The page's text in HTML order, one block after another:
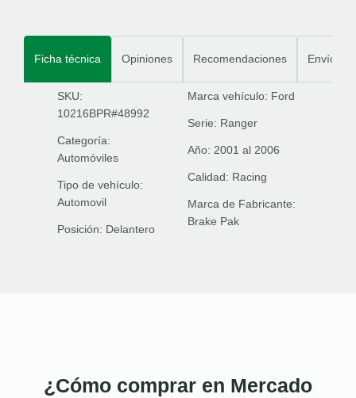
Ficha técnica Opiniones Recomendaciones Envíos
SKU:
10216BPR#48992
Categoría:
Automóviles
Tipo de vehículo:
Automovil
Posición: Delantero
Marca vehículo: Ford
Serie: Ranger
Año: 2001 al 2006
Calidad: Racing
Marca de Fabricante:
Brake Pak
¿Cómo comprar en Mercado